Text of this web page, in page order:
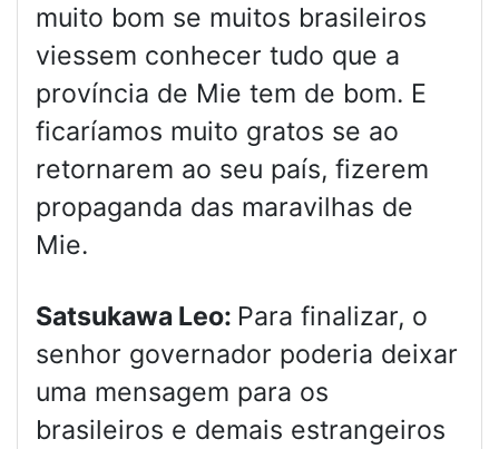
muito bom se muitos brasileiros
viessem conhecer tudo que a
província de Mie tem de bom. E
ficaríamos muito gratos se ao
retornarem ao seu país, fizerem
propaganda das maravilhas de
Mie.
Satsukawa Leo: Para finalizar, o
senhor governador poderia deixar
uma mensagem para os
brasileiros e demais estrangeiros